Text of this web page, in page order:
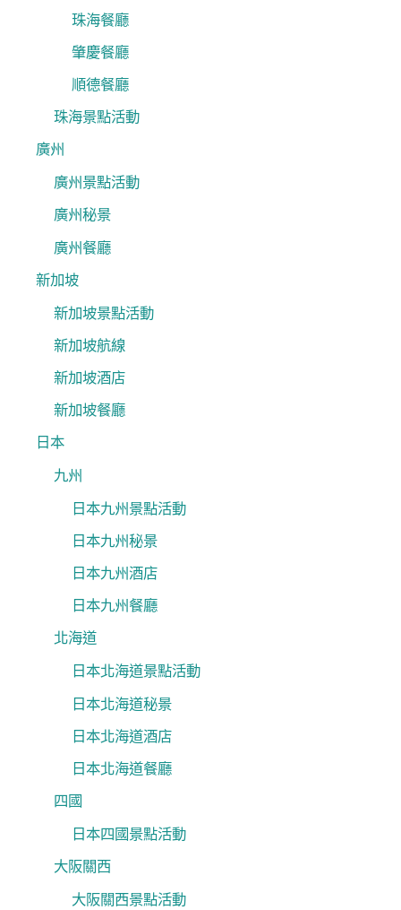
珠海餐廳
肇慶餐廳
順德餐廳
珠海景點活動
廣州
廣州景點活動
廣州秘景
廣州餐廳
新加坡
新加坡景點活動
新加坡航線
新加坡酒店
新加坡餐廳
日本
九州
日本九州景點活動
日本九州秘景
日本九州酒店
日本九州餐廳
北海道
日本北海道景點活動
日本北海道秘景
日本北海道酒店
日本北海道餐廳
四國
日本四國景點活動
大阪關西
大阪關西景點活動